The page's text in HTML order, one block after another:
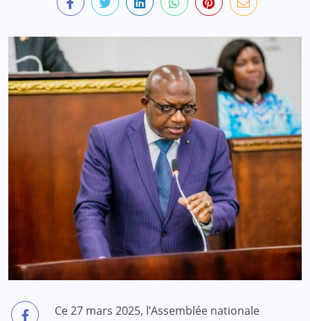
Ce 27 mars 2025, l’Assemblée nationale